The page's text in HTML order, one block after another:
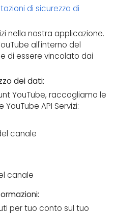
di sicurezza di
nella nostra applicazione.
all'interno del
di essere vincolato dai
dei dati:
YouTube, raccogliamo le
API Servizi:
canale
canale
per tuo conto sul tuo